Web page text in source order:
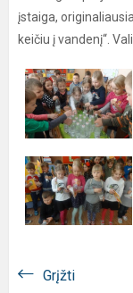
įstaiga,
keičiu į vandenį“.
Grįžti